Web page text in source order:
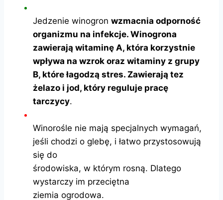
Jedzenie winogron wzmacnia odporność
organizmu na infekcje. Winogrona
zawierają witaminę A, która korzystnie
wpływa na wzrok oraz witaminy z grupy
B, które łagodzą stres. Zawierają tez
żelazo i jod, który reguluje pracę
tarczycy.
Winorośle nie mają specjalnych wymagań,
jeśli chodzi o glebę, i łatwo przystosowują
się do
środowiska, w którym rosną. Dlatego
wystarczy im przeciętna
ziemia ogrodowa.